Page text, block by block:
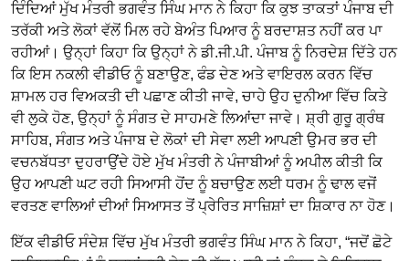
ਦਿੰਦਿਆਂ ਮੁੱਖ ਮੰਤਰੀ ਭਗਵੰਤ ਸਿੰਘ ਮਾਨ ਨੇ ਕਿਹਾ ਕਿ ਕੁਝ ਤਾਕਤਾਂ ਪੰਜਾਬ ਦੀ
ਤਰੱਕੀ ਅਤੇ ਲੋਕਾਂ ਵੱਲੋਂ ਮਿਲ ਰਹੇ ਬੇਅੰਤ ਪਿਆਰ ਨੂੰ ਬਰਦਾਸ਼ਤ ਨਹੀਂ ਕਰ ਪਾ
ਰਹੀਆਂ। ਉਨ੍ਹਾਂ ਕਿਹਾ ਕਿ ਉਨ੍ਹਾਂ ਨੇ ਡੀ.ਜੀ.ਪੀ. ਪੰਜਾਬ ਨੂੰ ਨਿਰਦੇਸ਼ ਦਿੱਤੇ ਹਨ
ਕਿ ਇਸ ਨਕਲੀ ਵੀਡੀਓ ਨੂੰ ਬਣਾਉਣ, ਫੰਡ ਦੇਣ ਅਤੇ ਵਾਇਰਲ ਕਰਨ ਵਿੱਚ
ਸ਼ਾਮਲ ਹਰ ਵਿਅਕਤੀ ਦੀ ਪਛਾਣ ਕੀਤੀ ਜਾਵੇ, ਚਾਹੇ ਉਹ ਦੁਨੀਆ ਵਿੱਚ ਕਿਤੇ
ਵੀ ਲੁਕੇ ਹੋਣ, ਉਨ੍ਹਾਂ ਨੂੰ ਸੰਗਤ ਦੇ ਸਾਹਮਣੇ ਲਿਆਂਦਾ ਜਾਵੇ। ਸ਼੍ਰੀ ਗੁਰੂ ਗ੍ਰੰਥ
ਸਾਹਿਬ, ਸੰਗਤ ਅਤੇ ਪੰਜਾਬ ਦੇ ਲੋਕਾਂ ਦੀ ਸੇਵਾ ਲਈ ਆਪਣੀ ਉਮਰ ਭਰ ਦੀ
ਵਚਨਬੱਧਤਾ ਦੁਹਰਾਉਂਦੇ ਹੋਏ ਮੁੱਖ ਮੰਤਰੀ ਨੇ ਪੰਜਾਬੀਆਂ ਨੂੰ ਅਪੀਲ ਕੀਤੀ ਕਿ
ਉਹ ਆਪਣੀ ਘਟ ਰਹੀ ਸਿਆਸੀ ਹੋਂਦ ਨੂੰ ਬਚਾਉਣ ਲਈ ਧਰਮ ਨੂੰ ਢਾਲ ਵਜੋਂ
ਵਰਤਣ ਵਾਲਿਆਂ ਦੀਆਂ ਸਿਆਸਤ ਤੋਂ ਪ੍ਰੇਰਿਤ ਸਾਜ਼ਿਸ਼ਾਂ ਦਾ ਸ਼ਿਕਾਰ ਨਾ ਹੋਣ।
ਇੱਕ ਵੀਡੀਓ ਸੰਦੇਸ਼ ਵਿੱਚ ਮੁੱਖ ਮੰਤਰੀ ਭਗਵੰਤ ਸਿੰਘ ਮਾਨ ਨੇ ਕਿਹਾ, “ਜਦੋਂ ਛੋਟੇ